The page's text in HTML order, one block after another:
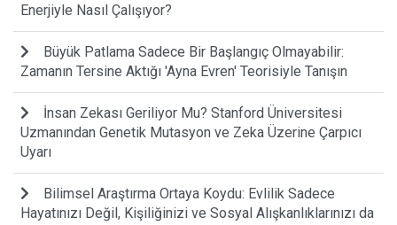
Enerjiyle Nasıl Çalışıyor?
Büyük Patlama Sadece Bir Başlangıç Olmayabilir:
Zamanın Tersine Aktığı 'Ayna Evren' Teorisiyle Tanışın
İnsan Zekası Geriliyor Mu? Stanford Üniversitesi
Uzmanından Genetik Mutasyon ve Zeka Üzerine Çarpıcı
Uyarı
Bilimsel Araştırma Ortaya Koydu: Evlilik Sadece
Hayatınızı Değil, Kişiliğinizi ve Sosyal Alışkanlıklarınızı da